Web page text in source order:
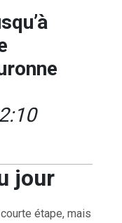
jour
étape, mais